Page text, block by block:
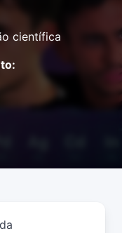
científica